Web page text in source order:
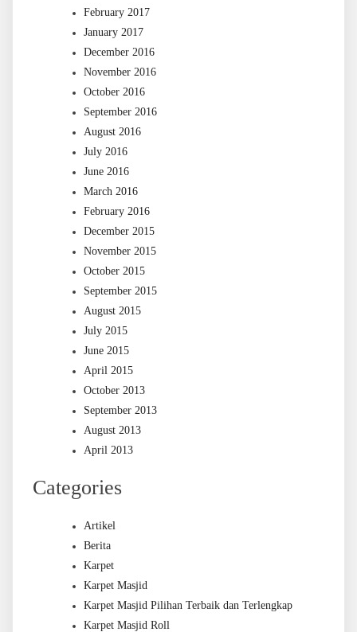
February 2017
January 2017
December 2016
November 2016
October 2016
September 2016
August 2016
July 2016
June 2016
March 2016
February 2016
December 2015
November 2015
October 2015
September 2015
August 2015
July 2015
June 2015
April 2015
October 2013
September 2013
August 2013
April 2013
Categories
Artikel
Berita
Karpet
Karpet Masjid
Karpet Masjid Pilihan Terbaik dan Terlengkap
Karpet Masjid Roll